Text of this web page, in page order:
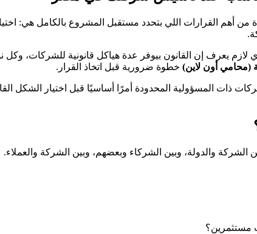
من أهم القرارات اللي بتحدد مستقبل المشروع بالكامل هي:
يعرف إن القانون بيوفر عدة هياكل قانونية للشركات، وكل
(محامي أون لاين) خطوة ضرورية قبل اتخاذ القرار.
ذات المسؤولية المحدودة أمرًا أساسيًا قبل اختيار الشكل
الشركة والدولة، وبين الشركاء وبعضهم، وبين الشركة والعملاء.
مستثمرين؟